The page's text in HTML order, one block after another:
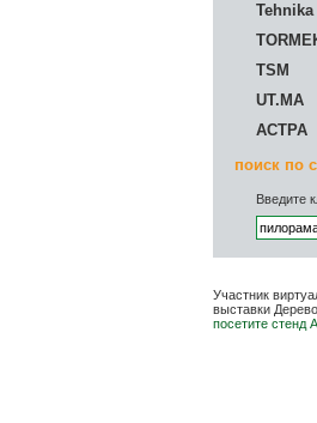
TSM
UT.MA
АСТРА
поиск по
Введите
Участник
выставки
посетите стенд